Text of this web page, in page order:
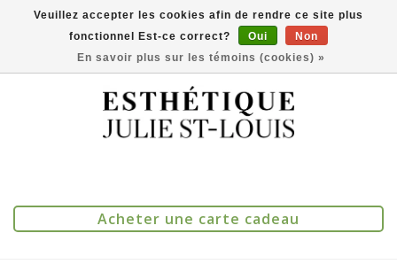
Comparer(0)
Acheter une carte cadeau
Veuillez accepter les cookies afin de rendre ce site plus
fonctionnel Est-ce correct?
Oui
Non
En savoir plus sur les témoins (cookies) »